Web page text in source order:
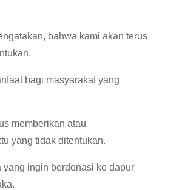
bahwa kami akan terus
bagi masyarakat yang
memberikan atau
yang tidak ditentukan.
yang ingin berdonasi ke dapur